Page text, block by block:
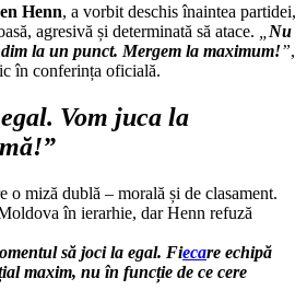
Henn, a vorbit deschis înaintea partidei,
agresivă și determinată să atace.
Nu
la un punct. Mergem la maximum!”,
în conferința oficială.
Vom juca la
o miză dublă – morală și de clasament.
în ierarhie, dar Henn refuză
să joci la egal. Fiecare echipă
maxim, nu în funcție de ce cere